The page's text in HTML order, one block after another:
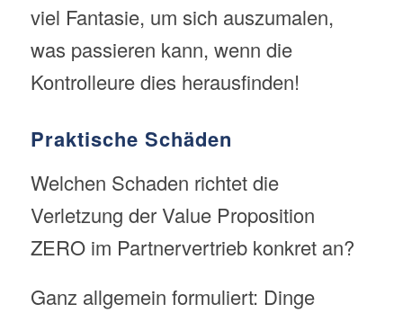
viel Fantasie, um sich auszumalen,
was passieren kann, wenn die
Kontrolleure dies herausfinden!
Praktische Schäden
Welchen Schaden richtet die
Verletzung der Value Proposition
ZERO im Partnervertrieb konkret an?
Ganz allgemein formuliert: Dinge